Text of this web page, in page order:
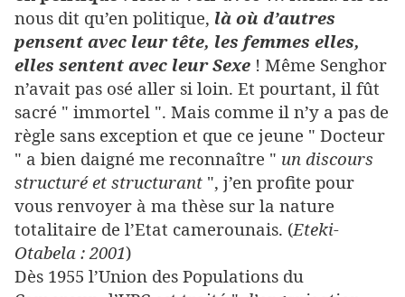
nous dit qu’en politique, là où d’autres
pensent avec leur tête, les femmes elles,
elles sentent avec leur Sexe ! Même Senghor
n’avait pas osé aller si loin. Et pourtant, il fût
sacré " immortel ". Mais comme il n’y a pas de
règle sans exception et que ce jeune " Docteur
" a bien daigné me reconnaître " un discours
structuré et structurant ", j’en profite pour
vous renvoyer à ma thèse sur la nature
totalitaire de l’Etat camerounais. (Eteki-
Otabela : 2001)
Dès 1955 l’Union des Populations du